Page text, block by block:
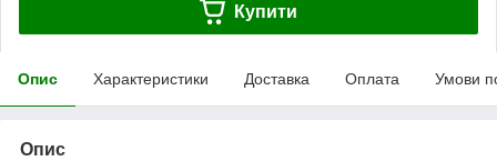
Купити
Опис Характеристики Доставка Оплата Умови
Опис